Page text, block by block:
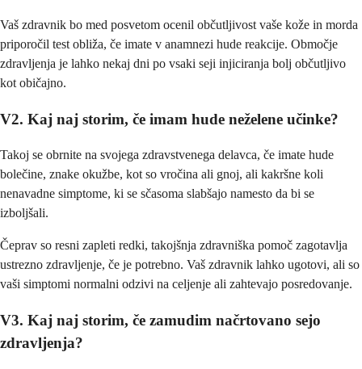
Vaš zdravnik bo med posvetom ocenil občutljivost vaše kože in morda
priporočil test obliža, če imate v anamnezi hude reakcije. Območje
zdravljenja je lahko nekaj dni po vsaki seji injiciranja bolj občutljivo
kot običajno.
V2. Kaj naj storim, če imam hude neželene učinke?
Takoj se obrnite na svojega zdravstvenega delavca, če imate hude
bolečine, znake okužbe, kot so vročina ali gnoj, ali kakršne koli
nenavadne simptome, ki se sčasoma slabšajo namesto da bi se
izboljšali.
Čeprav so resni zapleti redki, takojšnja zdravniška pomoč zagotavlja
ustrezno zdravljenje, če je potrebno. Vaš zdravnik lahko ugotovi, ali so
vaši simptomi normalni odzivi na celjenje ali zahtevajo posredovanje.
V3. Kaj naj storim, če zamudim načrtovano sejo
zdravljenja?